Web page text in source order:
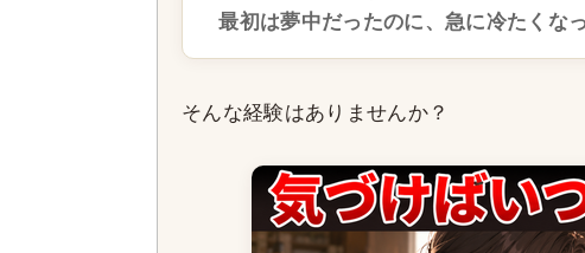
最初は夢中だったのに、急に冷たくな
そんな経験はありませんか？